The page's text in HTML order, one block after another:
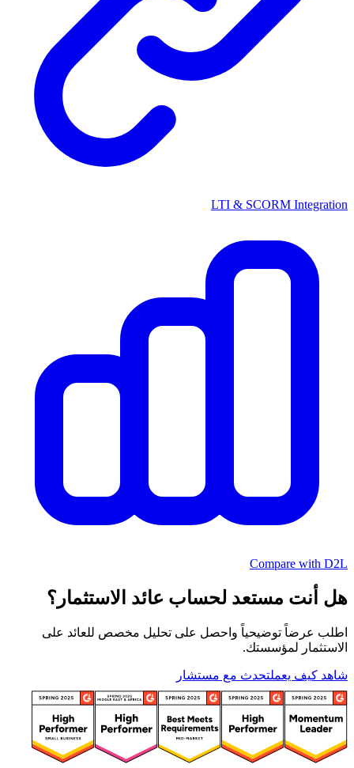
LTI & SCORM Integration
Compare with D2L
هل أنت مستعد لحساب عائد الاستثمار؟
اطلب عرضاً توضيحياً واحصل على تحليل مخصص للعائد على
الاستثمار لمؤسستك.
شاهد كيف يعملتحدث مع مستشار